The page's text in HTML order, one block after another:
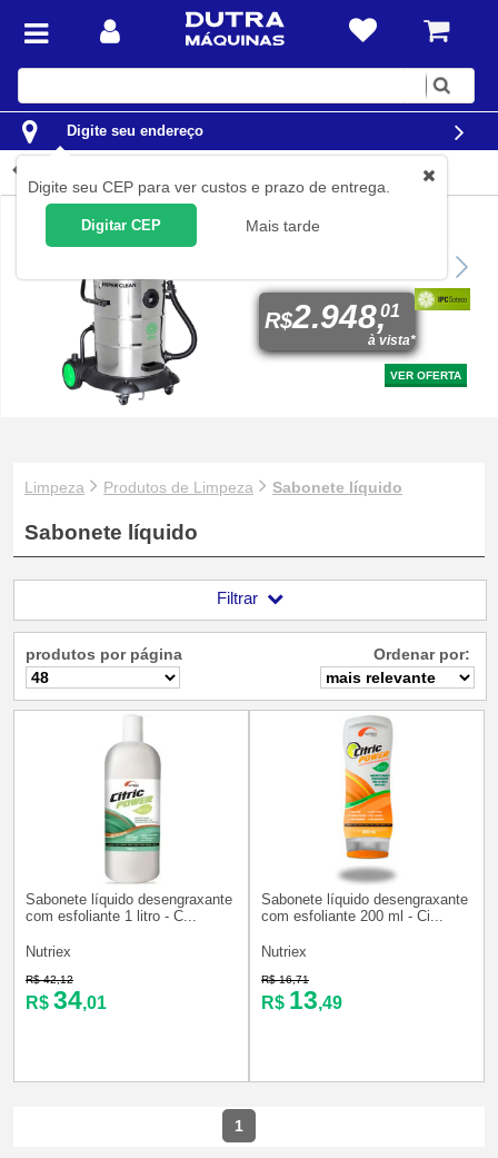
Digite
Digite seu endereço
Digite seu CEP para ver custos e prazo de entrega.
Digitar CEP Mais tarde
Aspirador de pó e líquido
R$2.948,01
à vista*
VER OFERTA
Limpeza Produtos de Limpeza Sabonete líquido
Sabonete líquido
Filtrar
produtos por página Ordenar por:
Sabonete líquido desengraxante
com esfoliante 1 litro - C...
Nutriex
R$ 42,12
R$ 34,01
Sabonete líquido desengraxante
com esfoliante 200 ml - Ci...
Nutriex
R$ 16,71
R$ 13,49
1